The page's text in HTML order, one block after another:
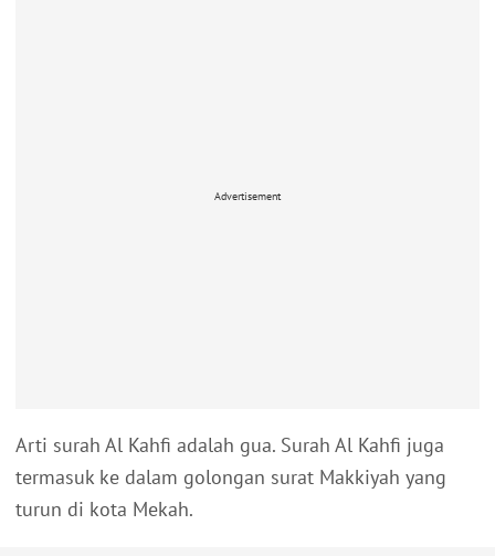
Advertisement
Arti surah Al Kahfi adalah gua. Surah Al Kahfi juga
termasuk ke dalam golongan surat Makkiyah yang
turun di kota Mekah.